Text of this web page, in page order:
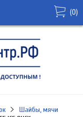
(0)
Шайбы, мячи